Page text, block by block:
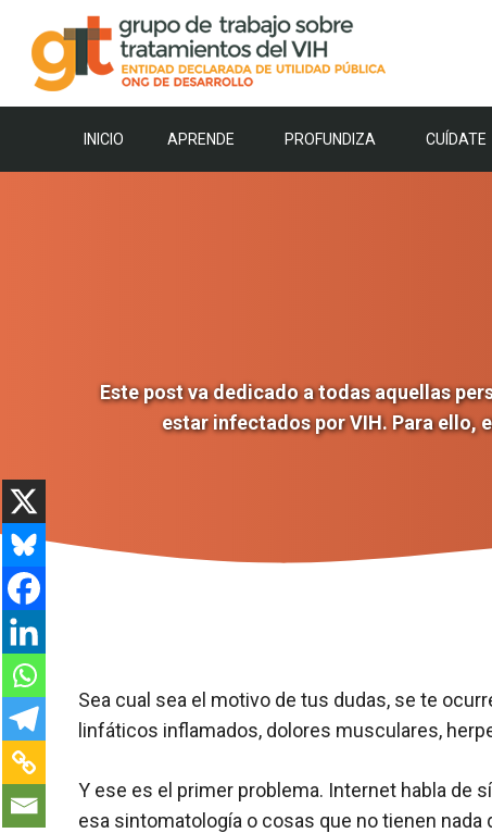
contenido
INICIO APRENDE PROFUNDIZA CUÍDATE
Este post va dedicado a todas aquellas
estar infectados por VIH. Para ello,
Sea cual sea el motivo de tus dudas, se te
linfáticos inflamados, dolores musculares,
Y ese es el primer problema. Internet habla de
esa sintomatología o cosas que no tienen nada